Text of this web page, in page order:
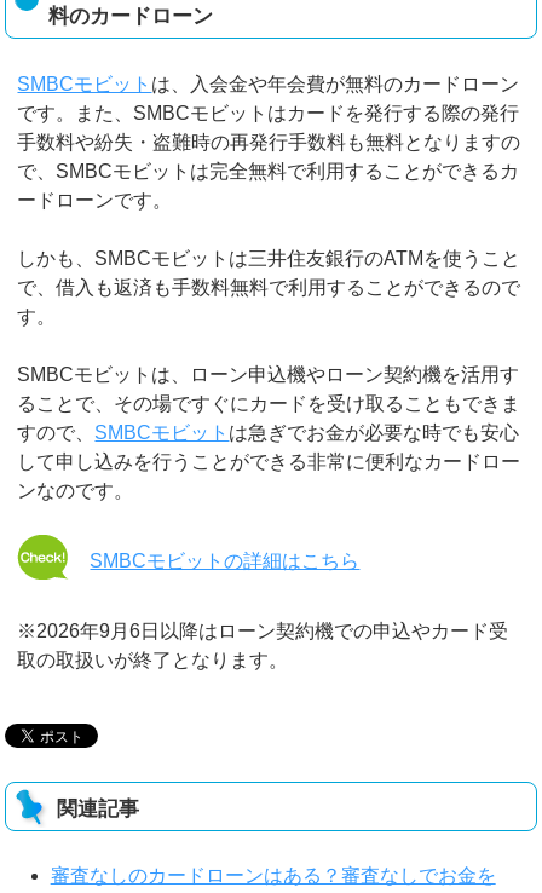
料のカードローン
SMBCモビット は、入会金や年会費が無料のカードローン
です。また、SMBCモビットはカードを発行する際の発行
手数料や紛失・盗難時の再発行手数料も無料となりますの
で、SMBCモビットは完全無料で利用することができるカ
ードローンです。
しかも、SMBCモビットは三井住友銀行のATMを使うこと
で、借入も返済も手数料無料で利用することができるので
す。
SMBCモビットは、ローン申込機やローン契約機を活用す
ることで、その場ですぐにカードを受け取ることもできま
すので、 SMBCモビット は急ぎでお金が必要な時でも安心
して申し込みを行うことができる非常に便利なカードロー
ンなのです。
SMBCモビットの詳細はこちら
※2026年9月6日以降はローン契約機での申込やカード受
取の取扱いが終了となります。
関連記事
審査なしのカードローンはある？審査なしでお金を